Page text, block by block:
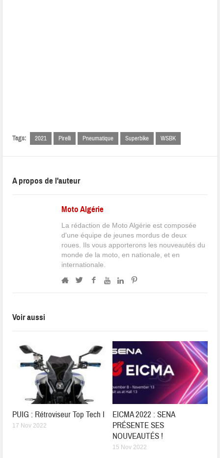
Tags: 2021 Pirelli Pneumatique Superbike WSBK
A propos de l'auteur
Moto Algérie
La rédaction de Moto Algérie est composée
d'une équipe de jeunes mordus de deux
roues. Ils vous apporterons les nouveautés du
monde de la moto, en nationale, et en
internationale.
Voir aussi
PUIG : Rétroviseur Top Tech I
17 Nov 2022
EICMA 2022 : SENA
PRÉSENTE SES
NOUVEAUTÉS !
15 Nov 2022